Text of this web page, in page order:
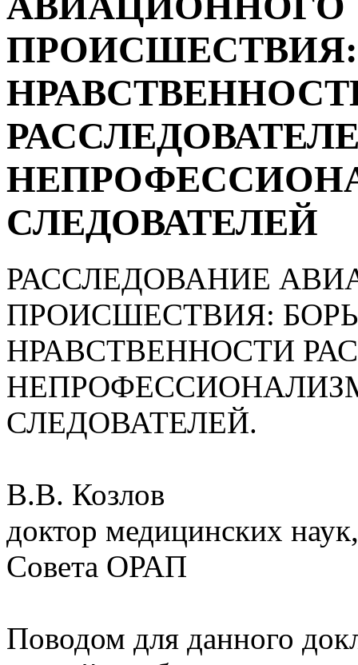
ПРОИСШЕСТВИЯ:
СЛЕДОВАТЕЛЕЙ
РАССЛЕДОВАНИЕ
ПРОИСШЕСТВИЯ:
НРАВСТВЕННОСТИ
СЛЕДОВАТЕЛЕЙ.
В.В. Козлов
доктор медицинских
Совета ОРАП
Поводом для данного